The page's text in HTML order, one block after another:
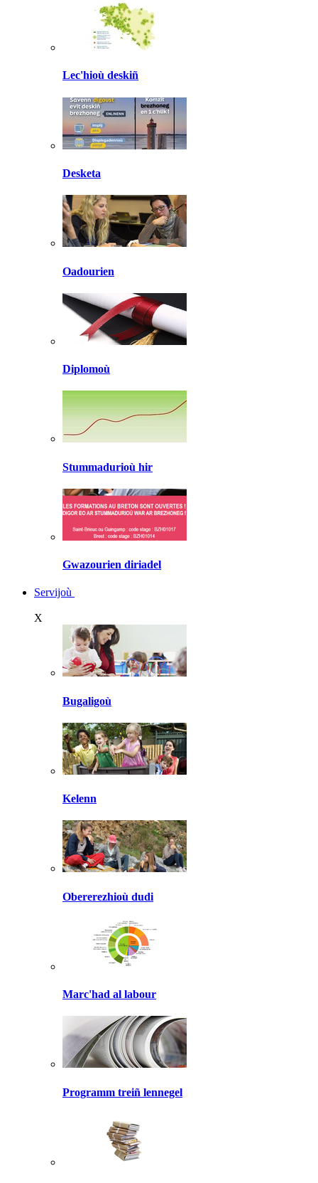
Lec'hioù deskiñ
Desketa
Oadourien
Diplomoù
Stummadurioù hir
Gwazourien diriadel
Servijoù
X
Bugaligoù
Kelenn
Obererezhioù dudi
Marc'had al labour
Programm treiñ lennegel